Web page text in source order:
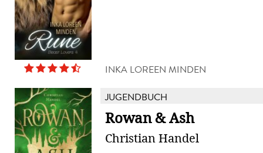
INKA LOREEN MINDEN
JUGENDBUCH
Rowan & Ash
Christian Handel